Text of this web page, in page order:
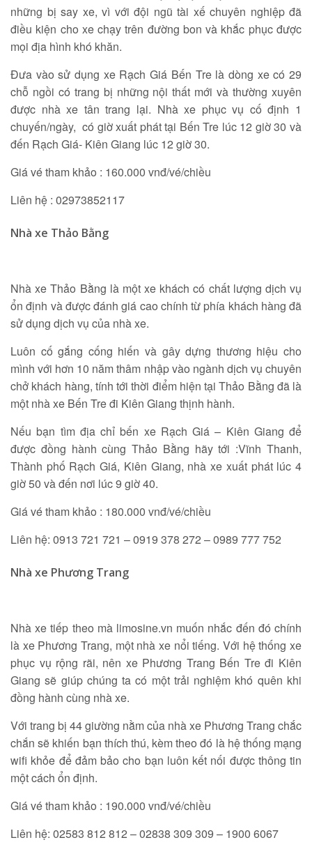
những bị say xe, vì với đội ngũ tài xế chuyên nghiệp đã
điều kiện cho xe chạy trên đường bon và khắc phục được
mọi địa hình khó khăn.
Đưa vào sử dụng xe Rạch Giá Bến Tre là dòng xe có 29
chỗ ngồi có trang bị những nội thất mới và thường xuyên
được nhà xe tân trang lại. Nhà xe phục vụ cố định 1
chuyến/ngày, có giờ xuất phát tại Bến Tre lúc 12 giờ 30 và
đến Rạch Giá- Kiên Giang lúc 12 giờ 30.
Giá vé tham khảo : 160.000 vnđ/vé/chiều
Liên hệ : 02973852117
Nhà xe Thảo Bằng
Nhà xe Thảo Bằng là một xe khách có chất lượng dịch vụ
ổn định và được đánh giá cao chính từ phía khách hàng đã
sử dụng dịch vụ của nhà xe.
Luôn cố gắng cống hiến và gây dựng thương hiệu cho
mình với hơn 10 năm thâm nhập vào ngành dịch vụ chuyên
chở khách hàng, tính tới thời điểm hiện tại Thảo Bằng đã là
một nhà xe Bến Tre đi Kiên Giang thịnh hành.
Nếu bạn tìm địa chỉ bến xe Rạch Giá – Kiên Giang để
được đồng hành cùng Thảo Bằng hãy tới :Vĩnh Thanh,
Thành phố Rạch Giá, Kiên Giang, nhà xe xuất phát lúc 4
giờ 50 và đến nơi lúc 9 giờ 40.
Giá vé tham khảo : 180.000 vnđ/vé/chiều
Liên hệ: 0913 721 721 – 0919 378 272 – 0989 777 752
Nhà xe Phương Trang
Nhà xe tiếp theo mà limosine.vn muốn nhắc đến đó chính
là xe Phương Trang, một nhà xe nổi tiếng. Với hệ thống xe
phục vụ rộng rãi, nên xe Phương Trang Bến Tre đi Kiên
Giang sẽ giúp chúng ta có một trải nghiệm khó quên khi
đồng hành cùng nhà xe.
Với trang bị 44 giường nằm của nhà xe Phương Trang chắc
chắn sẽ khiến bạn thích thú, kèm theo đó là hệ thống mạng
wifi khỏe để đảm bảo cho bạn luôn kết nối được thông tin
một cách ổn định.
Giá vé tham khảo : 190.000 vnđ/vé/chiều
Liên hệ: 02583 812 812 – 02838 309 309 – 1900 6067